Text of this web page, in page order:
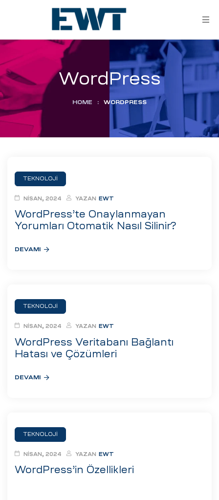
WordPress
HOME : WORDPRESS
TEKNOLOJI
WordPress’te Onaylanmayan
Yorumları Otomatik Nasıl Silinir?
NISAN, 2024 YAZAN EWT
DEVAMI
TEKNOLOJI
WordPress Veritabanı Bağlantı
Hatası ve Çözümleri
NISAN, 2024 YAZAN EWT
DEVAMI
TEKNOLOJI
WordPress’in Özellikleri
NISAN, 2024 YAZAN EWT